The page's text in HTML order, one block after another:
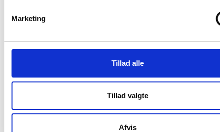
Marketing
Tillad alle
Tillad valgte
Afvis
anbefalinger til planerne. Vi ønsker at gøre opmærksom på,
bygningsejere og virksomheder, bl.a. hvis omstillingen
Bygningsejerne kan tilpasse varmeanlæg,
varmtvandsinstallation og øvrige bygningsinstallationer,
uden at det får betydning for komfort og sundhed for
Ændringerne skal imidlertid, for at det er økonomisk